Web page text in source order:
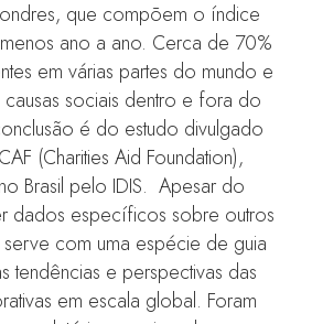
que compõem o índice
ano a ano. Cerca de 70%
em várias partes do mundo e
sociais dentro e fora do
é do estudo divulgado
(Charities Aid Foundation),
Brasil pelo IDIS. Apesar do
dados específicos sobre outros
com uma espécie de guia
tendências e perspectivas das
em escala global. Foram